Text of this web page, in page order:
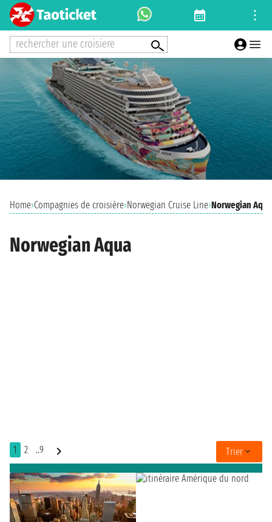
rechercher une croisiere
Home›Compagnies de croisière›Norwegian Cruise Line›Norwegian Aqua
Norwegian Aqua
1 2 ..9 Trier